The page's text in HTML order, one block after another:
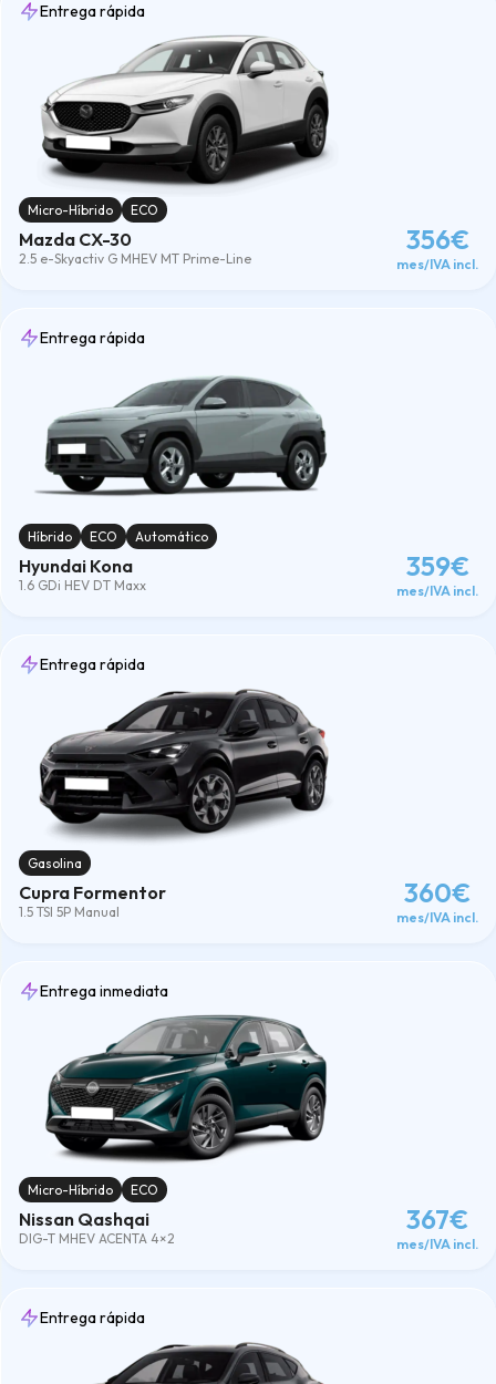
Entrega rápida
Micro-Híbrido ECO
Mazda CX-30
2.5 e-Skyactiv G MHEV MT Prime-Line
356€
mes/IVA incl.
Entrega rápida
Híbrido ECO Automático
Hyundai Kona
1.6 GDi HEV DT Maxx
359€
mes/IVA incl.
Entrega rápida
Gasolina
Cupra Formentor
1.5 TSI 5P Manual
360€
mes/IVA incl.
Entrega inmediata
Micro-Híbrido ECO
Nissan Qashqai
DIG-T MHEV ACENTA 4×2
367€
mes/IVA incl.
Entrega rápida